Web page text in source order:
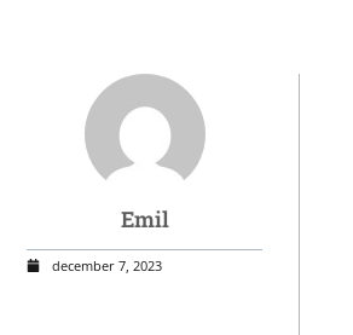
Emil
december 7, 2023